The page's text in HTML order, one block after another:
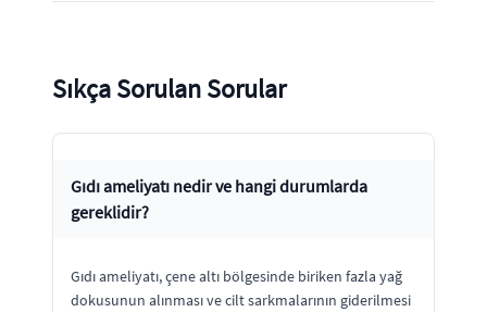
Sıkça Sorulan Sorular
Gıdı ameliyatı nedir ve hangi durumlarda
gereklidir?
Gıdı ameliyatı, çene altı bölgesinde biriken fazla yağ
dokusunun alınması ve cilt sarkmalarının giderilmesi